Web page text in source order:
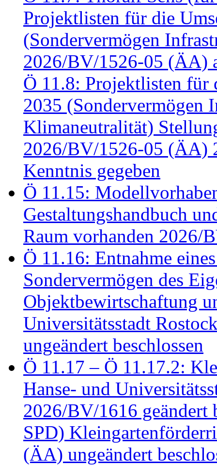
Projektlisten für die
(Sondervermögen
2026/BV/1526-05 (ÄA)
Ö 11.8: Projektlisten für
2035 (Sondervermögen
Klimaneutralität)
2026/BV/1526-05 (ÄA)
Kenntnis gegeben
Ö 11.15:
Gestaltungshandbuch
Raum vorhanden 2026/
Ö 11.16: Entnahme
Sondervermögen des
Objektbewirtschaftung
Universitätsstadt
ungeändert beschlossen
Ö 11.17 – Ö 11.17.2:
Hanse- und
2026/BV/1616 geändert
SPD)
(ÄA) ungeändert